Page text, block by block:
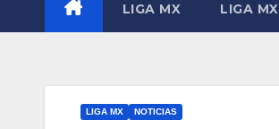
LIGA MX LIGA
LIGA MX NOTICIAS